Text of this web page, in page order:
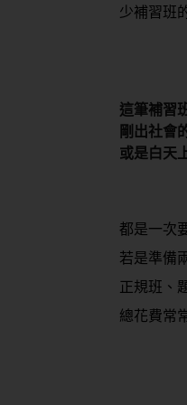
少補習班
這筆補習
剛出社會
或是白天
都是一次
若是準備
正規班、
總花費常